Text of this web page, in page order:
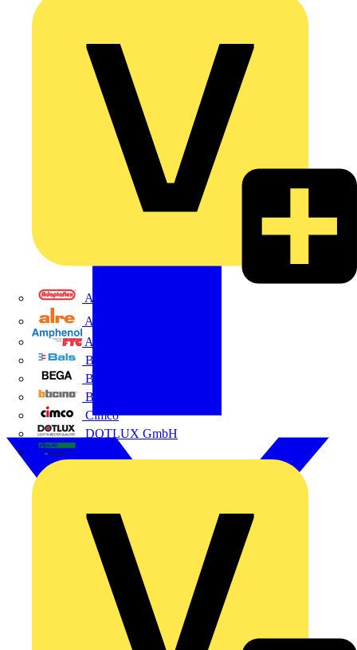
Adaptaflex
Alre
Amphenol FTG
BALS
Bega
Bticino
Cimco
DOTLUX GmbH